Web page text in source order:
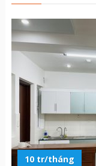
10 tr/tháng